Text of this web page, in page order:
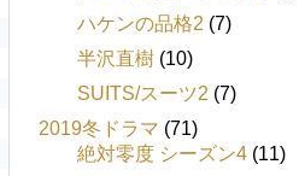
ハケンの品格2 (7)
半沢直樹 (10)
SUITS/スーツ2 (7)
2019冬ドラマ (71)
絶対零度 シーズン4 (11)